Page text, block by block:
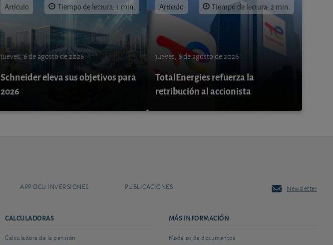
Artículo Tiempo de lectura: 1 min.
jueves, 6 de agosto de 2026
Schneider eleva sus objetivos para
2026
Artículo Tiempo de lectura: 2 min.
jueves, 6 de agosto de 2026
TotalEnergies refuerza la
retribución al accionista
APP OCU INVERSIONES PUBLICACIONES Newsletter
CALCULADORAS
Calculadora de la pensión
MÁS INFORMACIÓN
Modelos de documentos